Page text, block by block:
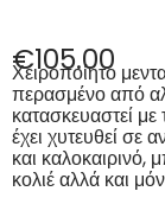
€105.00
Χειροποίητο
περασμένο από
κατασκευαστεί με
έχει χυτευθεί σε
και καλοκαιρινό,
κολιέ αλλά και